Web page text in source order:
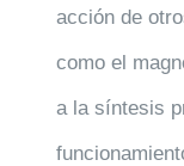
acción de
como el
a la síntesis